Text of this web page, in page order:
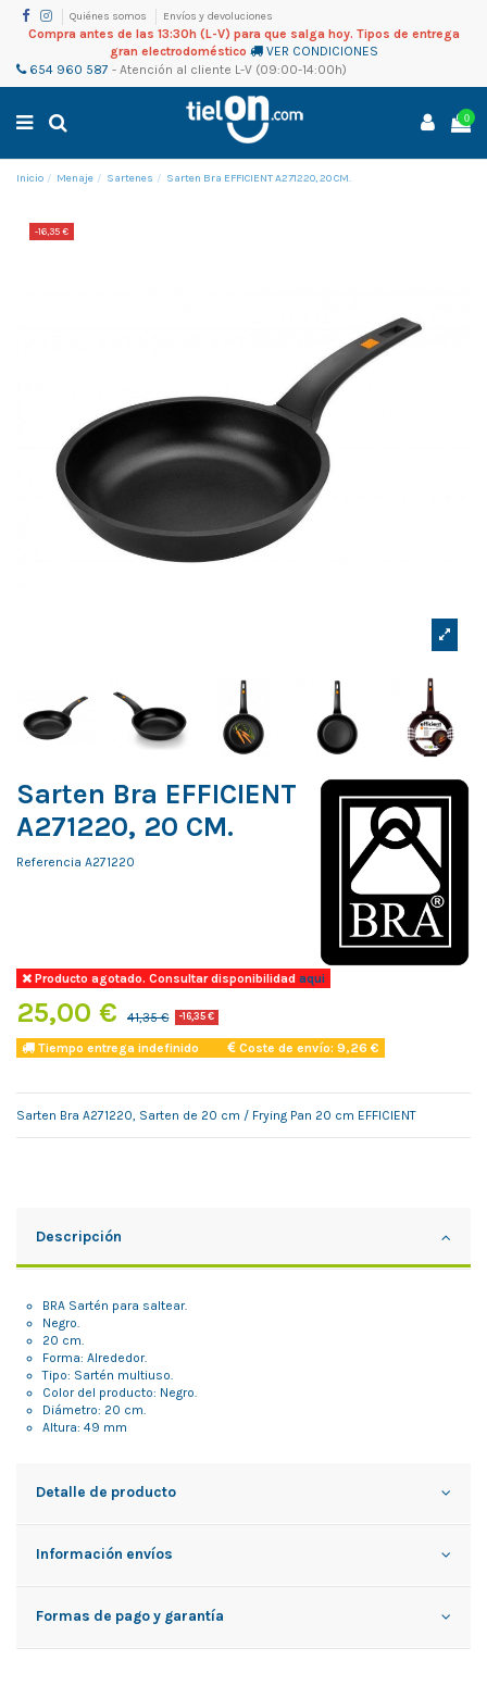
Quiénes somos Envíos y devoluciones
Compra antes de las 13:30h (L-V) para que salga hoy. Tipos de entrega
gran electrodoméstico
VER CONDICIONES
654 960 587 - Atención al cliente L-V (09:00-14:00h)
0
Inicio Menaje Sartenes Sarten Bra EFFICIENT A271220, 20 CM.
-16,35 €
Sarten Bra EFFICIENT
A271220, 20 CM.
Referencia A271220
Producto agotado. Consultar disponibilidadaqui
25,00 € 41,35 € -16,35 €
Tiempo entrega indefinido Coste de envío: 9,26 €
Sarten Bra A271220, Sarten de 20 cm / Frying Pan 20 cm EFFICIENT
Descripción
BRA Sartén para saltear.
Negro.
20 cm.
Forma: Alrededor.
Tipo: Sartén multiuso.
Color del producto: Negro.
Diámetro: 20 cm.
Altura: 49 mm
Detalle de producto
Información envíos
Formas de pago y garantía